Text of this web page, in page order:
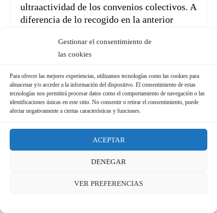
Gestionar el consentimiento de
las cookies
Para ofrecer las mejores experiencias, utilizamos tecnologías como las cookies para
almacenar y/o acceder a la información del dispositivo. El consentimiento de estas
tecnologías nos permitirá procesar datos como el comportamiento de navegación o las
identificaciones únicas en este sitio. No consentir o retirar el consentimiento, puede
afectar negativamente a ciertas características y funciones.
ACEPTAR
DENEGAR
VER PREFERENCIAS
ultraactividad de los convenios colectivos. A
diferencia de lo recogido en la anterior
la denuncia sin acuerdo o no se llegue a
acuerdo durante el proceso de negociación,
mantiene hasta nuevo acuerdo.
Materias que no aborda esta reforma
La reforma no es tan estructural como se
plantea. Tampoco entra a modificar muchos
que sí que provocaron un cambio estructural